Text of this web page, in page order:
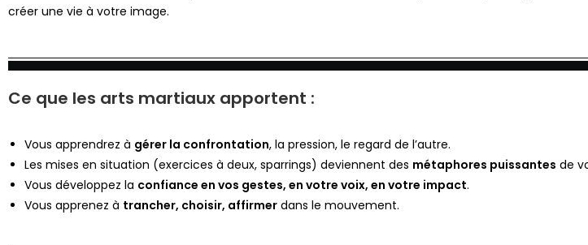
créer une vie à votre image.
Ce que les arts martiaux apportent :
Vous apprendrez à gérer la confrontation, la pression, le regard de l’autre.
Les mises en situation (exercices à deux, sparrings) deviennent des métaphores puissantes de
Vous développez la confiance en vos gestes, en votre voix, en votre impact.
Vous apprenez à trancher, choisir, affirmer dans le mouvement.